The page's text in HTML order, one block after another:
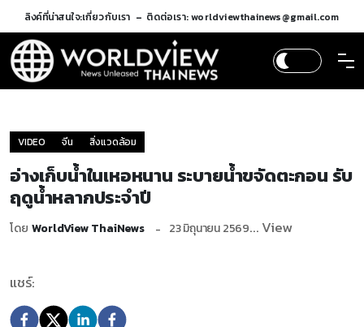
ลิงค์ที่น่าสนใจ:เกี่ยวกับเรา ติดต่อเรา: worldviewthainews@gmail.com
VIDEO จีน สิ่งแวดล้อม
อ่างเก็บน้ำในเหอหนาน ระบายน้ำขจัดตะกอน รับ
ฤดูน้ำหลากประจำปี
โดย WorldView ThaiNews 23 มิถุนายน 2569... View
แชร์: